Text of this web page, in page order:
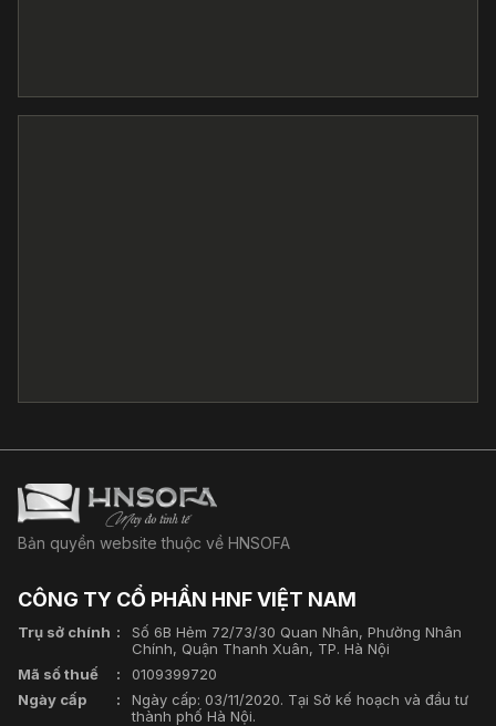
Bản quyền website thuộc về HNSOFA
CÔNG TY CỔ PHẦN HNF VIỆT NAM
Trụ sở chính
Số 6B Hẻm 72/73/30 Quan Nhân, Phường Nhân
Chính, Quận Thanh Xuân, TP. Hà Nội
Mã số thuế
0109399720
Ngày cấp
Ngày cấp: 03/11/2020. Tại Sở kế hoạch và đầu tư
thành phố Hà Nội.